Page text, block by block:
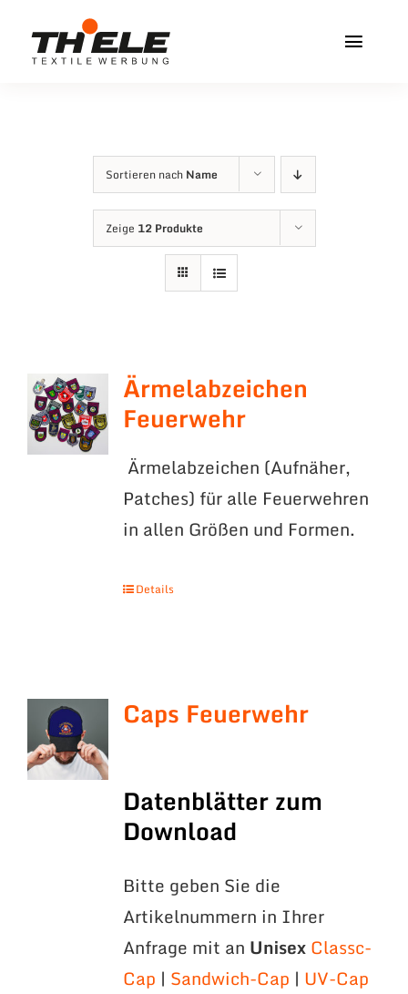
Inhalt
Service & Info
Sortieren nach Name
Zeige 12 Produkte
Ärmelabzeichen
Feuerwehr
Ärmelabzeichen (Aufnäher,
Patches) für alle Feuerwehren
in allen Größen und Formen.
Details
Caps Feuerwehr
Datenblätter zum
Download
Bitte geben Sie die
Artikelnummern in Ihrer
Anfrage mit an UnisexClassc-
Cap | Sandwich-Cap | UV-Cap